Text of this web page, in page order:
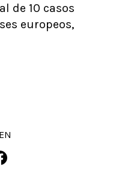
de 10 casos
europeos,